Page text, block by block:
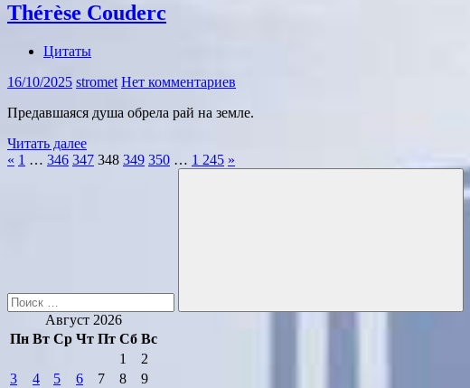
Thérèse Couderc
Цитаты
16/10/2025 stromet Нет комментариев
Предавшаяся душа обрела рай на земле.
Читать далее
Пагинация
« Предыдущие
1 … 346 347 348 349 350 … 1 245 Следующие
»
Поиск
Август 2026
Пн Вт Ср Чт Пт Сб Вс
1
2
3
4 5 6 7 8
9